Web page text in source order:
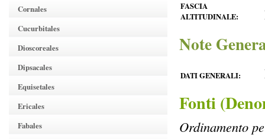
Cornales
Cucurbitales
Dioscoreales
Dipsacales
Equisetales
Ericales
Fabales
FASCIA
ALTITUDINALE:
Note
DATI GENERALI:
Fonti
Ordinamento